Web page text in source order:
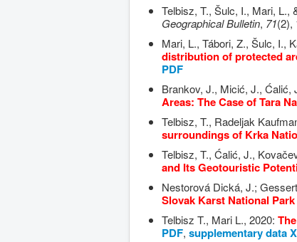
Telbisz, T., Šulc, I., Mari, L.,
Geographical Bulletin, 71(2),
Mari, L., Tábori, Z., Šulc, I.,
distribution of protected
PDF
Brankov, J., Micić, J., Ćalić,
Areas: The Case of Tara
Telbisz, T., Radeljak
surroundings of Krka
Telbisz, T., Ćalić, J.,
and Its Geotouristic
Nestorová Dická, J.;
Slovak Karst National
Telbisz T., Mari L., 2020:
PDF, supplementary data